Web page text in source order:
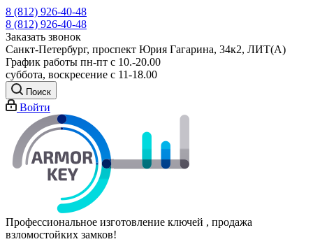
8 (812) 926-40-48
8 (812) 926-40-48
Заказать звонок
Санкт-Петербург, проспект Юрия Гагарина, 34к2, ЛИТ(А)
График работы пн-пт с 10.-20.00
суббота, воскресение с 11-18.00
Поиск
Войти
Профессиональное изготовление ключей , продажа
взломостойких замков!